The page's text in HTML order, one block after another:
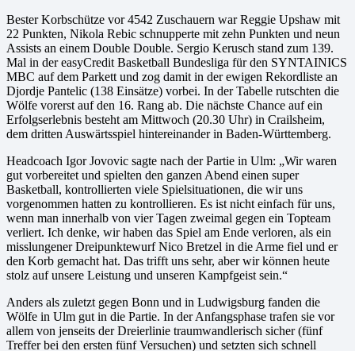
Bester Korbschütze vor 4542 Zuschauern war Reggie Upshaw mit
22 Punkten, Nikola Rebic schnupperte mit zehn Punkten und neun
Assists an einem Double Double. Sergio Kerusch stand zum 139.
Mal in der easyCredit Basketball Bundesliga für den SYNTAINICS
MBC auf dem Parkett und zog damit in der ewigen Rekordliste an
Djordje Pantelic (138 Einsätze) vorbei. In der Tabelle rutschten die
Wölfe vorerst auf den 16. Rang ab. Die nächste Chance auf ein
Erfolgserlebnis besteht am Mittwoch (20.30 Uhr) in Crailsheim,
dem dritten Auswärtsspiel hintereinander in Baden-Württemberg.
Headcoach Igor Jovovic sagte nach der Partie in Ulm: „Wir waren
gut vorbereitet und spielten den ganzen Abend einen super
Basketball, kontrollierten viele Spielsituationen, die wir uns
vorgenommen hatten zu kontrollieren. Es ist nicht einfach für uns,
wenn man innerhalb von vier Tagen zweimal gegen ein Topteam
verliert. Ich denke, wir haben das Spiel am Ende verloren, als ein
misslungener Dreipunktewurf Nico Bretzel in die Arme fiel und er
den Korb gemacht hat. Das trifft uns sehr, aber wir können heute
stolz auf unsere Leistung und unseren Kampfgeist sein.“
Anders als zuletzt gegen Bonn und in Ludwigsburg fanden die
Wölfe in Ulm gut in die Partie. In der Anfangsphase trafen sie vor
allem von jenseits der Dreierlinie traumwandlerisch sicher (fünf
Treffer bei den ersten fünf Versuchen) und setzten sich schnell